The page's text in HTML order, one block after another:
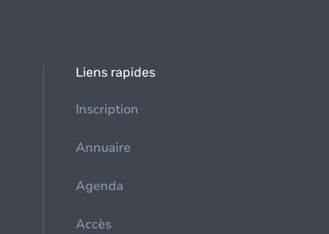
Liens rapides
Inscription
Annuaire
Agenda
Accès